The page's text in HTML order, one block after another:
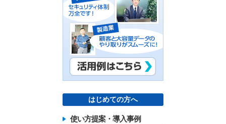
はじめての方へ
使い方提案・導入事例